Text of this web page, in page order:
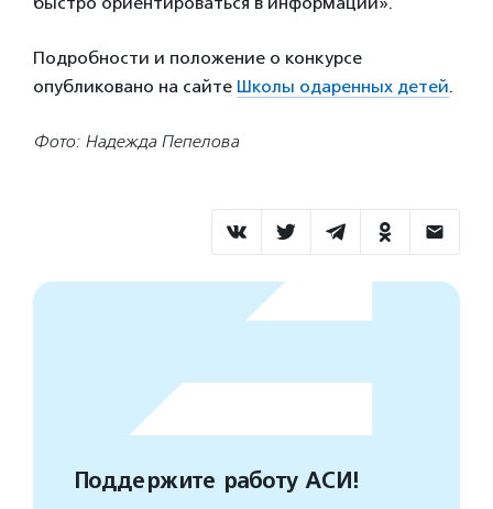
Подробности и положение о конкурсе
опубликовано на сайте Школы одаренных детей.
Фото: Надежда Пепелова
Поддержите работу АСИ!